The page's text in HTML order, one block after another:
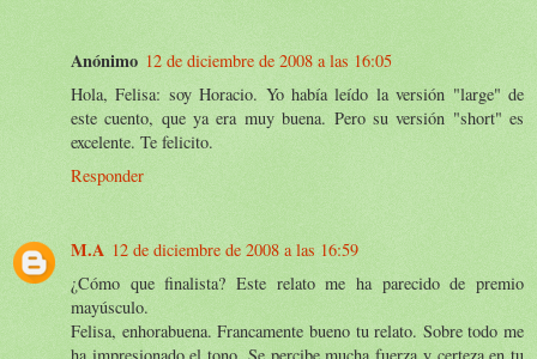
Anónimo 12 de diciembre de 2008 a las 16:05
Hola, Felisa: soy Horacio. Yo había leído la versión "large" de
este cuento, que ya era muy buena. Pero su versión "short" es
excelente. Te felicito.
Responder
M.A 12 de diciembre de 2008 a las 16:59
¿Cómo que finalista? Este relato me ha parecido de premio
mayúsculo.
Felisa, enhorabuena. Francamente bueno tu relato. Sobre todo me